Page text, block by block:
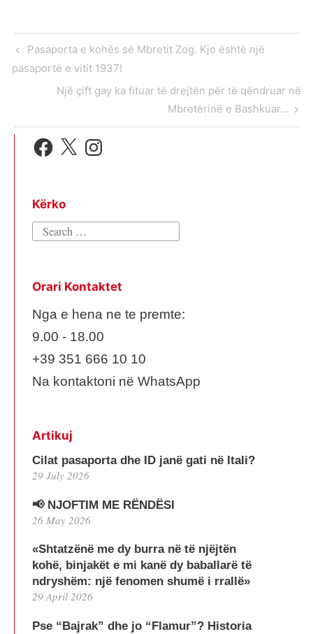
p
k
e
r
m
Post
navigation
Previous
Post
Pasaporta e kohës së Mbretit Zog. Kjo është një
pasaportë e vitit 1937!
Next
Një çift gay ka fituar të drejtën për të qëndruar në
Mbretërinë e Bashkuar…
Facebook
X Instagram
Kërko
Search
Orari Kontaktet
Nga e hena ne te premte:
9.00 - 18.00
+39 351 666 10 10
Na kontaktoni në WhatsApp
Artikuj
Cilat pasaporta dhe ID janë gati në Itali?
29 July 2026
📢 NJOFTIM ME RËNDËSI
26 May 2026
«Shtatzënë me dy burra në të njëjtën
kohë, binjakët e mi kanë dy baballarë të
ndryshëm: një fenomen shumë i rrallë»
29 April 2026
Pse “Bajrak” dhe jo “Flamur”? Historia